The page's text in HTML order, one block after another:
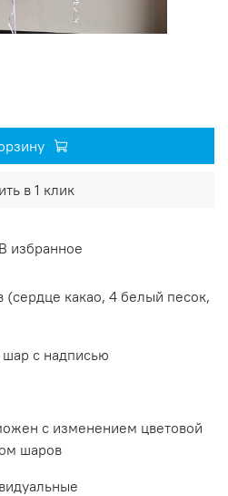
В избранное
в 1 клик
какао, 4 белый песок,
с надписью
с изменением цветовой
шаров